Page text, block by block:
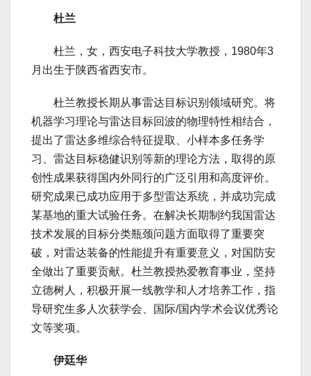
杜兰
杜兰，女，西安电子科技大学教授，1980年3
月出生于陕西省西安市。
杜兰教授长期从事雷达目标识别领域研究。将
机器学习理论与雷达目标回波的物理特性相结合，
提出了雷达多维综合特征提取、小样本多任务学
习、雷达目标稳健识别等新的理论方法，取得的原
创性成果获得国内外同行的广泛引用和高度评价。
研究成果已成功应用于多型雷达系统，并成功完成
某基地的重大试验任务。在解决长期制约我国雷达
技术发展的目标分类瓶颈问题方面取得了重要突
破，对雷达装备的性能提升有重要意义，对国防安
全做出了重要贡献。杜兰教授热爱教育事业，坚持
立德树人，积极开展一线教学和人才培养工作，指
导研究生多人次获学会、国际/国内学术会议优秀论
文等奖项。
伊廷华